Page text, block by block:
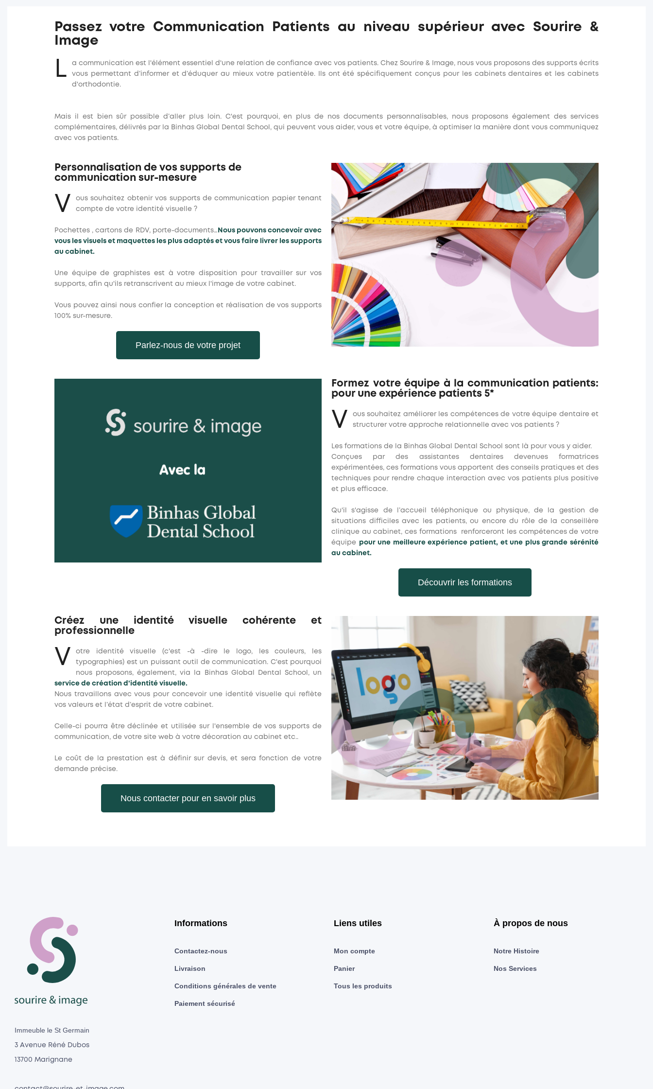
Passez votre Communication Patients au niveau supérieur avec Sourire &
Image
L
a communication est l'élément essentiel d'une relation de confiance avec vos patients. Chez Sourire & Image, nous vous proposons des supports écrits
vous permettant d’informer et d’éduquer au mieux votre patientèle. Ils ont été spécifiquement conçus pour les cabinets dentaires et lescabinets
d'orthodontie.
Mais il est bien sûr possible d’aller plus loin. C'est pourquoi, en plus de nos documents personnalisables, nous proposons également des services
complémentaires, délivrés par la Binhas Global Dental School, qui peuvent vous aider, vous et votre équipe, à optimiser la manière dont vous communiquez
avec vos patients.
Personnalisation de vos supports de
communication sur-mesure
V
ous souhaitez obtenir vos supports de communication papier tenant
compte de votre identité visuelle ?
Pochettes , cartons de RDV, porte-documents… Nous pouvons concevoir avec
vous les visuels et maquettes les plus adaptés et vous faire livrer les supports
au cabinet.
Une équipe de graphistes est à votre disposition pour travailler sur vos
supports, afin qu'ils retranscrivent au mieux l'image de votre cabinet.
Vous pouvez ainsi nous confier la conception et réalisation de vos supports
100% sur-mesure.
Parlez-nous de votre projet
Formez votre équipe à la communication patients:
pour une expérience patients 5*
V
ous souhaitez améliorer les compétences de votre équipe dentaire et
structurer votre approche relationnelle avec vos patients ?
Les formations de la Binhas Global Dental School sont là pour vous y aider.
Conçues par des assistantes dentaires devenues formatrices
expérimentées, ces formations vous apportent des conseils pratiques et des
techniques pour rendre chaque interaction avec vos patients plus positive
et plus efficace.
Qu'il s'agisse de l’accueil téléphonique ou physique, de la gestion de
situations difficiles avec les patients, ou encore du rôle de la conseillère
clinique au cabinet, ces formations renforceront les compétences de votre
équipe pour une meilleure expérience patient, et une plus grande sérénité
au cabinet.
Découvrir les formations
Créez une identité visuelle cohérente et
professionnelle
V
otre identité visuelle (c'est -à -dire le logo, les couleurs, les
typographies) est un puissant outil de communication. C'est pourquoi
nous proposons, également, via la Binhas Global Dental School, un
service de création d'identité visuelle.
Nous travaillons avec vous pour concevoir une identité visuelle qui reflète
vos valeurs et l’état d’esprit de votre cabinet.
Celle-ci pourra être déclinée et utilisée sur l'ensemble de vos supports de
communication, de votre site web à votre décoration au cabinet etc..
Le coût de la prestation est à définir sur devis, et sera fonction de votre
demande précise.
Nous contacter pour en savoir plus
Immeuble le St Germain
3 Avenue Réné Dubos
13700 Marignane
Informations
Contactez-nous
Livraison
Conditions générales de vente
Paiement sécurisé
Liens utiles
Mon compte
Panier
Tous les produits
À propos de nous
Notre Histoire
Nos Services